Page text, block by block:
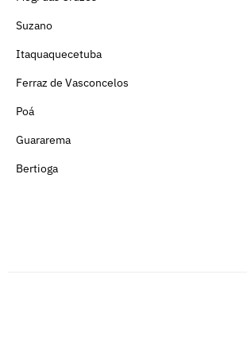
Suzano
Itaquaquecetuba
Ferraz de Vasconcelos
Poá
Guararema
Bertioga